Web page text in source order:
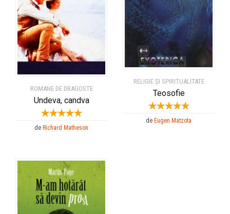
ROMANE DE DRAGOSTE
Undeva, candva
de Richard Matheson
RELIGIE ȘI SPIRITUALITATE
Teosofie
de Eugen Matzota